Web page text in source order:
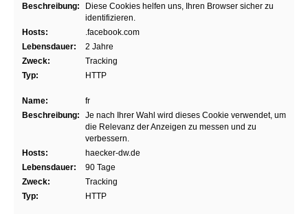
Beschreibung:
Diese Cookies helfen uns, Ihren Browser sicher zu
identifizieren.
Hosts:
.facebook.com
Lebensdauer:
2 Jahre
Zweck:
Tracking
Typ:
HTTP
Name:
fr
Beschreibung:
Je nach Ihrer Wahl wird dieses Cookie verwendet, um
die Relevanz der Anzeigen zu messen und zu
verbessern.
Hosts:
haecker-dw.de
Lebensdauer:
90 Tage
Zweck:
Tracking
Typ:
HTTP